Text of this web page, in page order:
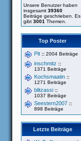
Unsere Benutzer haben
insgesamt 39360
Beiträge geschrieben. Es
gibt 3001 Themen.
Top Poster
Pit :: 2004 Beiträge
inschmitz ::
1371 Beiträge
Kochsmaatin ::
1271 Beiträge
blitzassi ::
1037 Beiträge
Seestern2007 ::
898 Beiträge
Letzte Beiträge